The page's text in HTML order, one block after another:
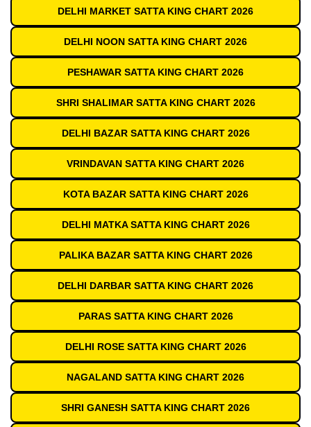
DELHI MARKET SATTA KING CHART 2026
DELHI NOON SATTA KING CHART 2026
PESHAWAR SATTA KING CHART 2026
SHRI SHALIMAR SATTA KING CHART 2026
DELHI BAZAR SATTA KING CHART 2026
VRINDAVAN SATTA KING CHART 2026
KOTA BAZAR SATTA KING CHART 2026
DELHI MATKA SATTA KING CHART 2026
PALIKA BAZAR SATTA KING CHART 2026
DELHI DARBAR SATTA KING CHART 2026
PARAS SATTA KING CHART 2026
DELHI ROSE SATTA KING CHART 2026
NAGALAND SATTA KING CHART 2026
SHRI GANESH SATTA KING CHART 2026